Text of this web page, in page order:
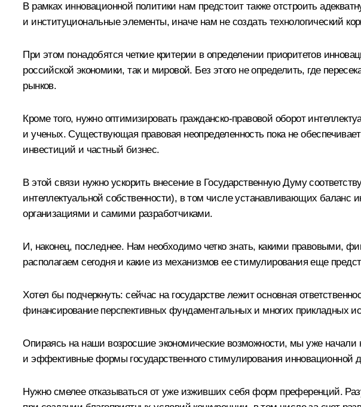
В рамках инновационной политики нам предстоит также отстроить
и институциональные элементы, иначе нам не создать технологический
При этом понадобятся четкие критерии в определении приоритетов
российской экономики, так и мировой. Без этого не определить, где
рынков.
Кроме того, нужно оптимизировать гражданско-правовой оборот
и ученых. Существующая правовая неопределенность пока не
инвестиций и частный бизнес.
В этой связи нужно ускорить внесение в Государственную Думу
интеллектуальной собственности), в том числе устанавливающих баланс
организациями и самими разработчиками.
И, наконец, последнее. Нам необходимо четко знать, какими правовыми,
располагаем сегодня и какие из механизмов ее стимулирования еще
Хотел бы подчеркнуть: сейчас на государстве лежит основная
финансирование перспективных фундаментальных и многих прикладных
Опираясь на наши возросшие экономические возможности, мы уже
и эффективные формы государственного стимулирования инновационной
Нужно смелее отказываться от уже изживших себя форм преференций.